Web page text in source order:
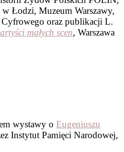
Łodzi, Muzeum Warszawy,
oraz publikacji L.
małych scen, Warszawa
wystawy o Eugeniuszu
Instytut Pamięci Narodowej,